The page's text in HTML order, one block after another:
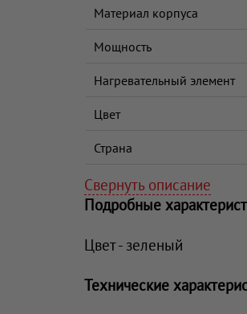
Материал корпуса
Мощность
Нагревательный элемент
Цвет
Страна
Свернуть описание
Подробные
Цвет - зеленый
Технические